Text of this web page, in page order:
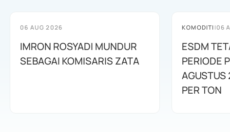
06 AUG 2026
IMRON ROSYADI MUNDUR
SEBAGAI KOMISARIS ZATA
KOMODITI|06
ESDM
PERIODE
PER TON